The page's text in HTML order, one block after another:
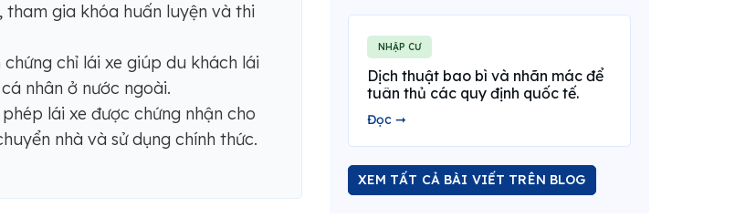
gia khóa huấn luyện và thi
chỉ lái xe giúp du khách lái
nhân ở nước ngoài.
lái xe được chứng nhận cho
nhà và sử dụng chính thức.
NHẬP CƯ
Dịch thuật bao bì và nhãn mác để
tuân thủ các quy định quốc tế.
Đọc ➞
XEM TẤT CẢ BÀI VIẾT TRÊN BLOG